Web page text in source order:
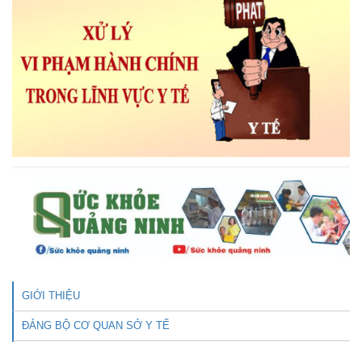
GIỚI THIỆU
ĐẢNG BỘ CƠ QUAN SỞ Y TẾ